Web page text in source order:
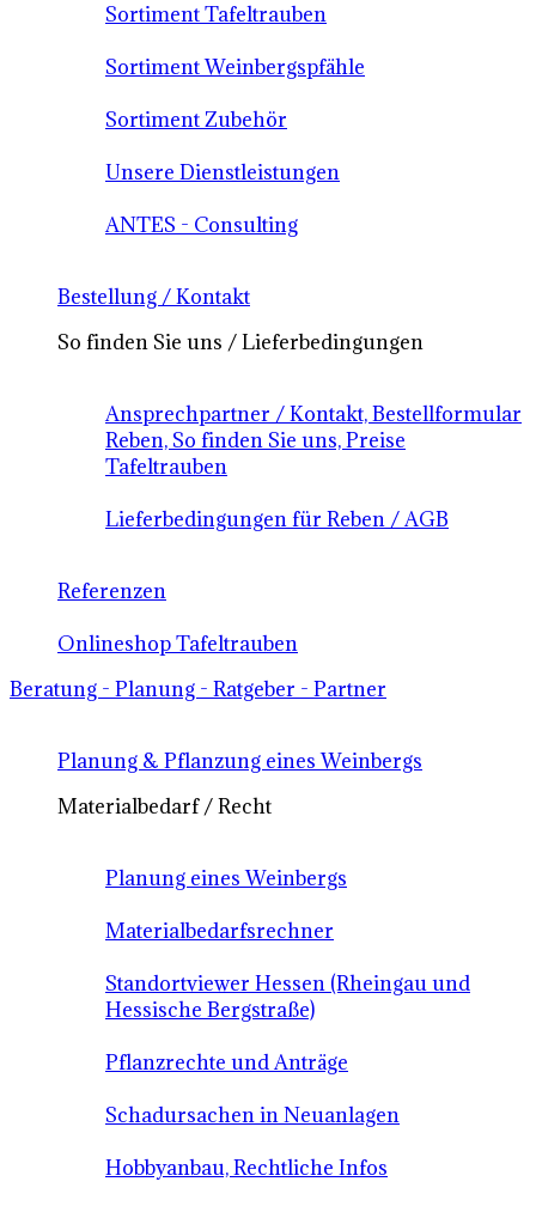
Sortiment Tafeltrauben
Sortiment Weinbergspfähle
Sortiment Zubehör
Unsere Dienstleistungen
ANTES - Consulting
Bestellung / Kontakt
So finden Sie uns / Lieferbedingungen
Ansprechpartner / Kontakt, Bestellformular
Reben, So finden Sie uns, Preise
Tafeltrauben
Lieferbedingungen für Reben / AGB
Referenzen
Onlineshop Tafeltrauben
Beratung - Planung - Ratgeber - Partner
Planung & Pflanzung eines Weinbergs
Materialbedarf / Recht
Planung eines Weinbergs
Materialbedarfsrechner
Standortviewer Hessen (Rheingau und
Hessische Bergstraße)
Pflanzrechte und Anträge
Schadursachen in Neuanlagen
Hobbyanbau, Rechtliche Infos